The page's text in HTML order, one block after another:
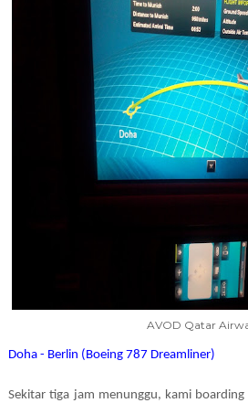
AVOD Qatar
Doha - Berlin (Boeing 787 Dreamliner)
Sekitar tiga jam menunggu, kami